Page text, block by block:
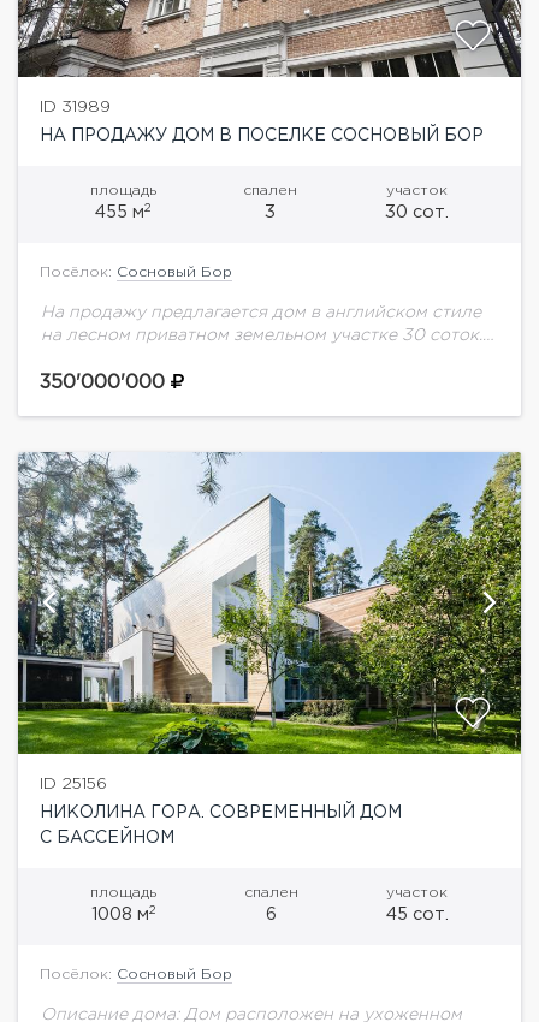
ID 31989
НА ПРОДАЖУ ДОМ В ПОСЕЛКЕ СОСНОВЫЙ БОР
площадь
455 м2
спален
3
участок
30 сот.
Посёлок: Сосновый Бор
На продажу предлагается дом в английском стиле
на лесном приватном земельном участке 30 соток.
камином, зимний сад, кухня-столовая, чайная
350'000'000
ID 25156
НИКОЛИНА ГОРА. СОВРЕМЕННЫЙ ДОМ
С БАССЕЙНОМ
площадь
1008 м2
спален
6
участок
45 сот.
Посёлок: Сосновый Бор
Описание дома: Дом расположен на ухоженном